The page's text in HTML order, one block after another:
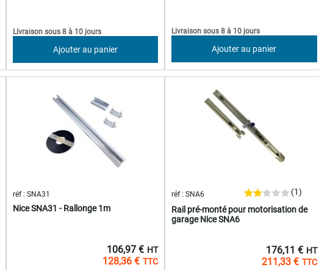
Livraison sous 8 à 10 jours
Ajouter au panier
Livraison sous 8 à 10 jours
Ajouter au panier
Nice SNA31 - Rallonge 1m
réf : SNA31
128,36 €
106,97 €
Rail pré-monté pour motorisation de
garage Nice SNA6
réf : SNA6 (1)
211,33 €
176,11 €